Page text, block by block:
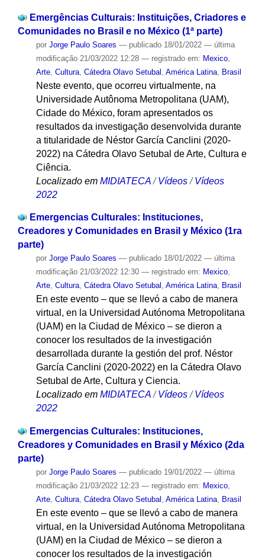
Emergências Culturais: Instituições, Criadores e
Comunidades no Brasil e no México (1ª parte)
por Jorge Paulo Soares — publicado18/01/2022 — última
modificação21/03/2022 12:28 — registrado em: Mexico,
Arte, Cultura, Cátedra Olavo Setubal América Latina, Brasil
Neste evento, que ocorreu virtualmente, na
Universidade Autônoma Metropolitana (UAM),
Cidade do México, foram apresentados os
resultados da investigação desenvolvida durante
a titularidade de Néstor García Canclini (2020-
2022) na Cátedra Olavo Setubal de Arte, Cultura e
Ciência.
Localizado em MIDIATECA /Vídeos /Vídeos
2022
Emergencias Culturales: Instituciones,
Creadores y Comunidades en Brasil y México (1ra
parte)
por Jorge Paulo Soares — publicado18/01/2022 — última
modificação21/03/2022 12:30 — registrado em: Mexico,
Arte, Cultura, Cátedra Olavo Setubal , América Latina, Brasil
En este evento – que se llevó a cabo de manera
virtual, en la Universidad Autónoma Metropolitana
(UAM) en la Ciudad de México – se dieron a
conocer los resultados de la investigación
desarrollada durante la gestión del prof. Néstor
García Canclini (2020-2022) en la Cátedra Olavo
Setubal de Arte, Cultura y Ciencia.
Localizado em MIDIATECA /Vídeos /Vídeos
2022
Emergencias Culturales: Instituciones,
Creadores y Comunidades en Brasil y México (2da
parte)
por Jorge Paulo Soares — publicado19/01/2022 — última
modificação21/03/2022 12:23 — registrado em: Mexico,
Arte, Cultura, Cátedra Olavo Setubal , América Latina, Brasil
En este evento – que se llevó a cabo de manera
virtual, en la Universidad Autónoma Metropolitana
(UAM) en la Ciudad de México – se dieron a
conocer los resultados de la investigación